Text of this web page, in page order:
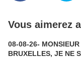
Vous aimerez
08-08-26-